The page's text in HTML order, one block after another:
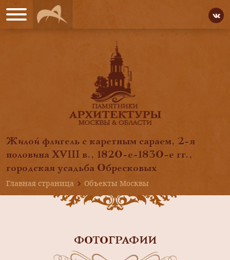
Жилой флигель с каретным сараем, 2-я
половина XVIII в., 1820-е-1830-е гг.,
городская усадьба Обресковых
Главная страница
Объекты Москвы
ФОТОГРАФИИ